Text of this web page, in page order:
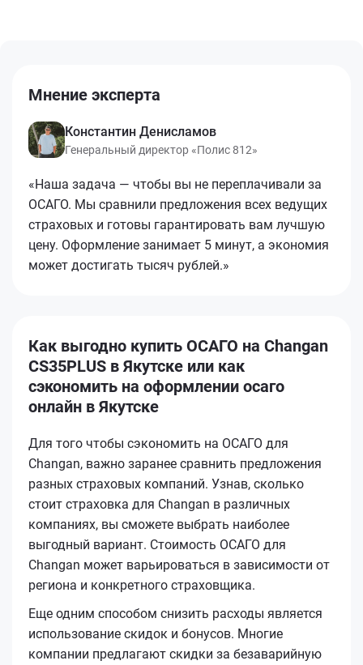
Мнение эксперта
Константин Денисламов
Генеральный директор «Полис 812»
«Наша задача — чтобы вы не переплачивали за
ОСАГО. Мы сравнили предложения всех ведущих
страховых и готовы гарантировать вам лучшую
цену. Оформление занимает 5 минут, а экономия
может достигать тысяч рублей.»
Как выгодно купить ОСАГО на Changan
CS35PLUS в Якутске или как
сэкономить на оформлении осаго
онлайн в Якутске
Для того чтобы сэкономить на ОСАГО для
Changan, важно заранее сравнить предложения
разных страховых компаний. Узнав, сколько
стоит страховка для Changan в различных
компаниях, вы сможете выбрать наиболее
выгодный вариант. Стоимость ОСАГО для
Changan может варьироваться в зависимости от
региона и конкретного страховщика.
Еще одним способом снизить расходы является
использование скидок и бонусов. Многие
компании предлагают скидки за безаварийную